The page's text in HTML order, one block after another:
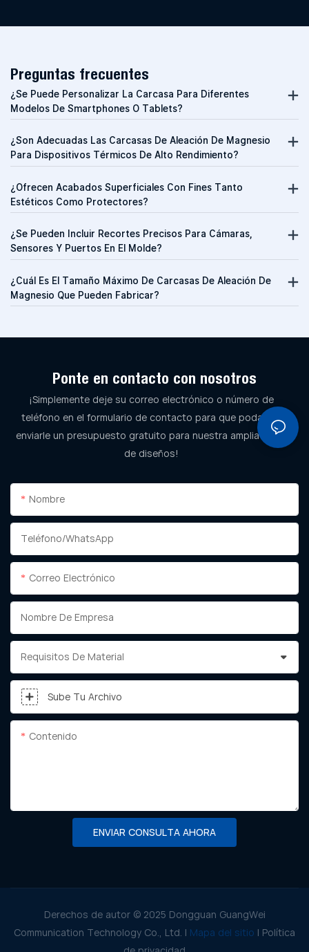
Preguntas frecuentes
¿Se Puede Personalizar La Carcasa Para Diferentes
Modelos De Smartphones O Tablets?
¿Son Adecuadas Las Carcasas De Aleación De Magnesio
Para Dispositivos Térmicos De Alto Rendimiento?
¿Ofrecen Acabados Superficiales Con Fines Tanto
Estéticos Como Protectores?
¿Se Pueden Incluir Recortes Precisos Para Cámaras,
Sensores Y Puertos En El Molde?
¿Cuál Es El Tamaño Máximo De Carcasas De Aleación De
Magnesio Que Pueden Fabricar?
Ponte en contacto con nosotros
¡Simplemente deje su correo electrónico o número de
teléfono en el formulario de contacto para que podamos
enviarle un presupuesto gratuito para nuestra amplia gama
de diseños!
Nombre
Teléfono/WhatsApp
Correo Electrónico
Nombre De Empresa
Requisitos De Material
Sube Tu Archivo
Contenido
ENVIAR CONSULTA AHORA
Derechos de autor © 2025 Dongguan GuangWei
Communication Technology Co., Ltd. | Mapa del sitio | Política